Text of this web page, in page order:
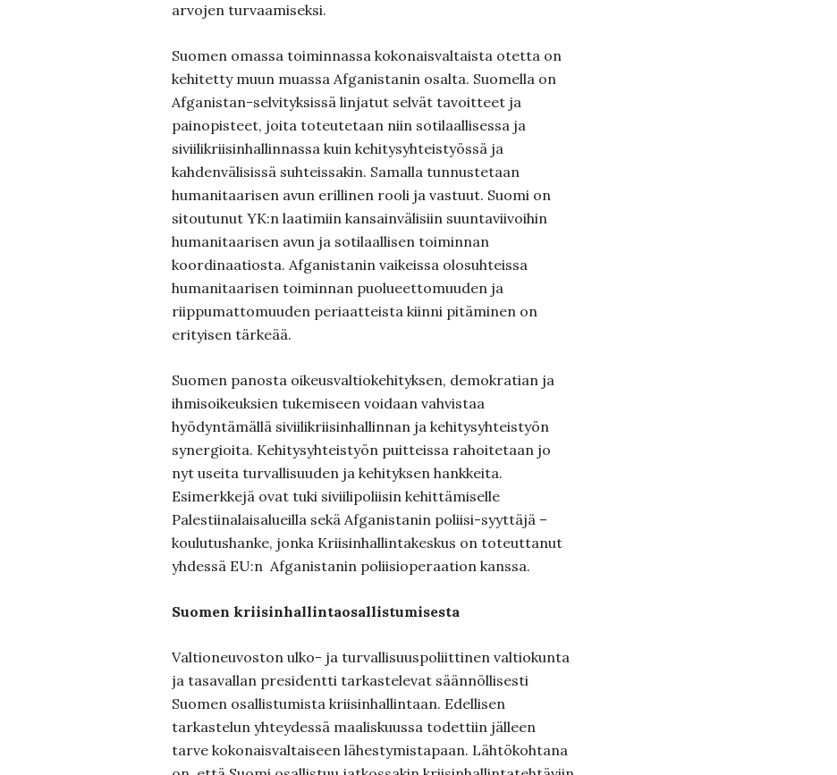
arvojen turvaamiseksi.
Suomen omassa toiminnassa kokonaisvaltaista otetta on
kehitetty muun muassa Afganistanin osalta. Suomella on
Afganistan-selvityksissä linjatut selvät tavoitteet ja
painopisteet, joita toteutetaan niin sotilaallisessa ja
siviilikriisinhallinnassa kuin kehitysyhteistyössä ja
kahdenvälisissä suhteissakin. Samalla tunnustetaan
humanitaarisen avun erillinen rooli ja vastuut. Suomi on
sitoutunut YK:n laatimiin kansainvälisiin suuntaviivoihin
humanitaarisen avun ja sotilaallisen toiminnan
koordinaatiosta. Afganistanin vaikeissa olosuhteissa
humanitaarisen toiminnan puolueettomuuden ja
riippumattomuuden periaatteista kiinni pitäminen on
erityisen tärkeää.
Suomen panosta oikeusvaltiokehityksen, demokratian ja
ihmisoikeuksien tukemiseen voidaan vahvistaa
hyödyntämällä siviilikriisinhallinnan ja kehitysyhteistyön
synergioita. Kehitysyhteistyön puitteissa rahoitetaan jo
nyt useita turvallisuuden ja kehityksen hankkeita.
Esimerkkejä ovat tuki siviilipoliisin kehittämiselle
Palestiinalaisalueilla sekä Afganistanin poliisi-syyttäjä –
koulutushanke, jonka Kriisinhallintakeskus on toteuttanut
yhdessä EU:n Afganistanin poliisioperaation kanssa.
Suomen kriisinhallintaosallistumisesta
Valtioneuvoston ulko- ja turvallisuuspoliittinen valtiokunta
ja tasavallan presidentti tarkastelevat säännöllisesti
Suomen osallistumista kriisinhallintaan. Edellisen
tarkastelun yhteydessä maaliskuussa todettiin jälleen
tarve kokonaisvaltaiseen lähestymistapaan. Lähtökohtana